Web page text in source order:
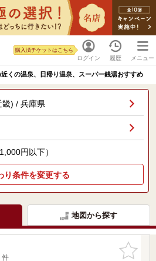
ログイン
購入済チケットはこちら
履歴 メニュー
くの温泉、日帰り温泉、スーパー銭湯おすすめ
畿) / 兵庫県
円以下）
り条件を変更する
地図から探す
お気に入
りに追加